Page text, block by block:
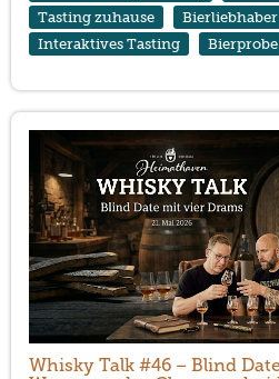
Tasting zuhause
Bierliebhaber
Interaktives Tasting
Bierprobe
Whisky Talk #46 – Blind